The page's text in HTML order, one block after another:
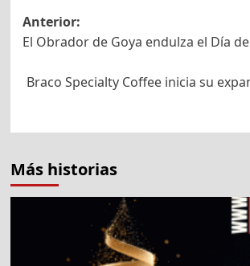
Navegación
de
entradas
Anterior:
El Obrador de Goya endulza el Día
Braco Specialty Coffee inicia su
Más historias